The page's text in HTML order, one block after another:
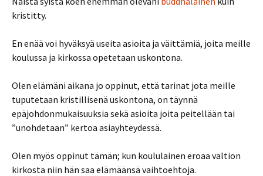
kristitty.
En enää voi hyväksyä useita asioita ja väittämiä, joita meille
koulussa ja kirkossa opetetaan uskontona.
Olen elämäni aikana jo oppinut, että tarinat jota meille
tuputetaan kristillisenä uskontona, on täynnä
epäjohdonmukaisuuksia sekä asioita joita peitellään tai
”unohdetaan” kertoa asiayhteydessä.
Olen myös oppinut tämän; kun koululainen eroaa valtion
kirkosta niin hän saa elämäänsä vaihtoehtoja.